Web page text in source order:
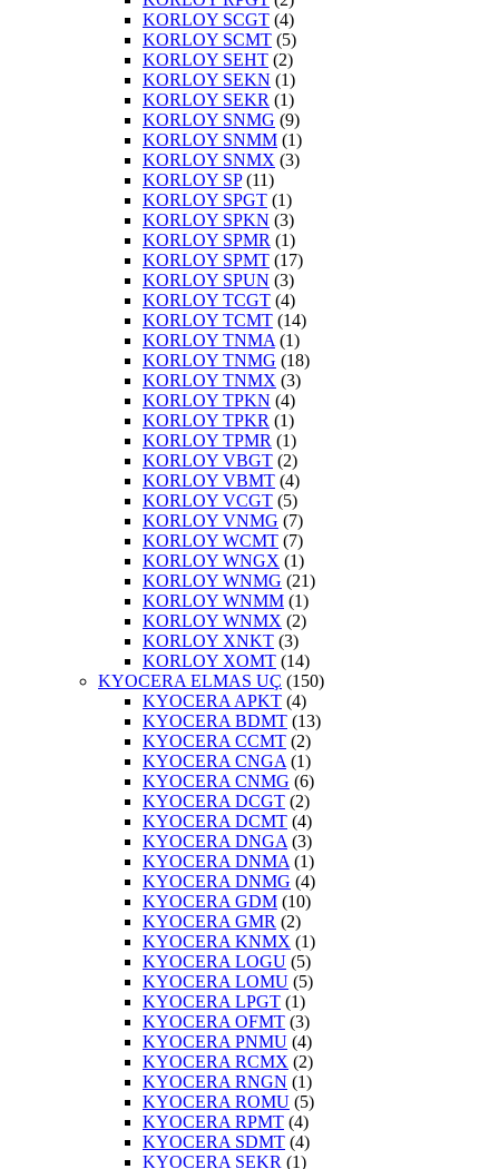
KORLOY SCGT (4)
KORLOY SCMT (5)
KORLOY SEHT (2)
KORLOY SEKN (1)
KORLOY SEKR (1)
KORLOY SNMG (9)
KORLOY SNMM (1)
KORLOY SNMX (3)
KORLOY SP(11)
KORLOY SPGT (1)
KORLOY SPKN (3)
KORLOY SPMR (1)
KORLOY SPMT (17)
KORLOY SPUN (3)
KORLOY TCGT (4)
KORLOY TCMT (14)
KORLOY TNMA (1)
KORLOY TNMG (18)
KORLOY TNMX (3)
KORLOY TPKN (4)
KORLOY TPKR (1)
KORLOY TPMR (1)
KORLOY VBGT (2)
KORLOY VBMT (4)
KORLOY VCGT (5)
KORLOY VNMG (7)
KORLOY WCMT (7)
KORLOY WNGX (1)
KORLOY WNMG (21)
KORLOY WNMM (1)
KORLOY WNMX (2)
KORLOY XNKT (3)
KORLOY XOMT (14)
KYOCERA ELMAS UÇ (150)
KYOCERA APKT (4)
KYOCERA BDMT (13)
KYOCERA CCMT (2)
KYOCERA CNGA (1)
KYOCERA CNMG (6)
KYOCERA DCGT (2)
KYOCERA DCMT (4)
KYOCERA DNGA (3)
KYOCERA DNMA (1)
KYOCERA DNMG (4)
KYOCERA GDM (10)
KYOCERA GMR (2)
KYOCERA KNMX (1)
KYOCERA LOGU (5)
KYOCERA LOMU (5)
KYOCERA LPGT (1)
KYOCERA OFMT (3)
KYOCERA PNMU (4)
KYOCERA RCMX (2)
KYOCERA RNGN (1)
KYOCERA ROMU (5)
KYOCERA RPMT (4)
KYOCERA SDMT (4)
KYOCERA SEKR (1)